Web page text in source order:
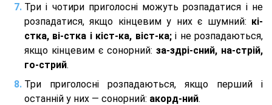
Три і чотири приголосні можуть розпадатися і не
розпадатися, якщо кінцевим у них є шумний: кі-
стка, ві-стка і кіст-ка, віст-ка;і не розпадаються,
якщо кінцевим є сонорний: за-здрі-сний, на-стрій,
го-стрий.
Три приголосні розпадаються, якщо перший і
останній у них — сонорний: акорд-ний.